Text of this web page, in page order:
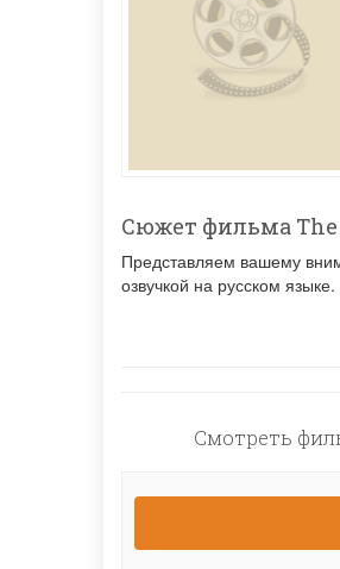
Сюжет фильма The
Представляем вашему
озвучкой на русском языке.
Смотреть